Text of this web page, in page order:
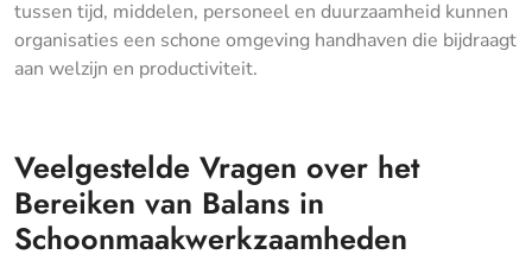
tussen tijd, middelen, personeel en duurzaamheid kunnen
organisaties een schone omgeving handhaven die bijdraagt
aan welzijn en productiviteit.
Veelgestelde Vragen over het
Bereiken van Balans in
Schoonmaakwerkzaamheden